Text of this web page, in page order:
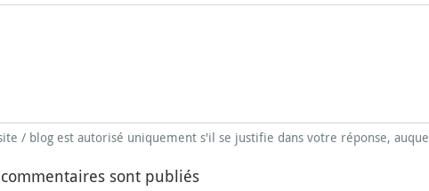
/ blog est autorisé uniquement s'il se justifie dans votre réponse,
sont publiés